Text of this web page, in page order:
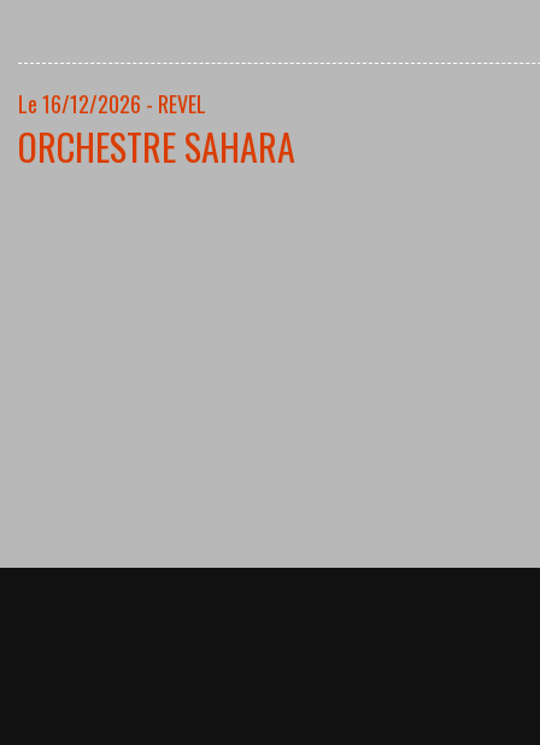
Le 16/12/2026 - REVEL
ORCHESTRE SAHARA